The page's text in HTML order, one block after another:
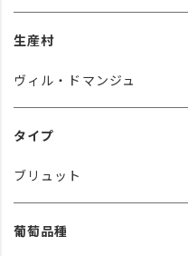
生産村
ヴィル・ドマンジュ
タイプ
ブリュット
葡萄品種